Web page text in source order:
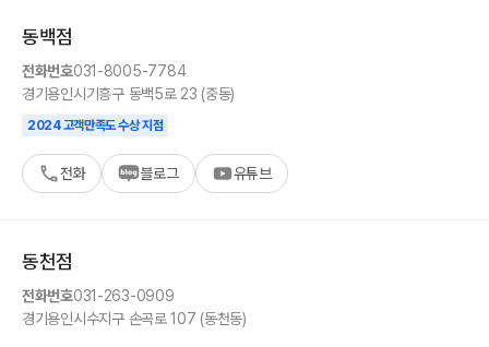
동백점
전화번호031-8005-7784
경기용인시 기흥구 동백5로 23 (중동)
2024 고객만족도 수상 지점
전화 블로그 유튜브
동천점
전화번호031-263-0909
경기용인시 수지구 손곡로 107 (동천동)